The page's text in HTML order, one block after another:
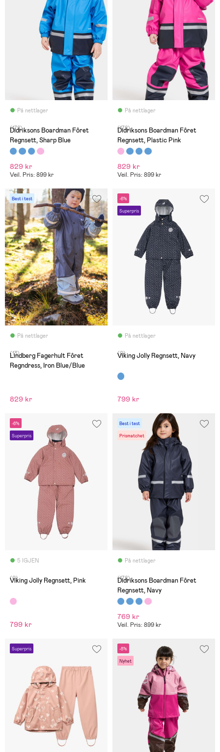
På nettlager
(178)
Didriksons Boardman Fôret
Regnsett, Sharp Blue
829 kr
Veil. Pris: 899 kr
På nettlager
(178)
Didriksons Boardman Fôret
Regnsett, Plastic Pink
829 kr
Veil. Pris: 899 kr
Best i test
På nettlager
(13)
Lindberg Fagerhult Fôret
Regndress, Iron Blue/Blue
829 kr
-6%
Superpris
På nettlager
(0)
Viking Jolly Regnsett, Navy
799 kr
-6%
Superpris
5 IGJEN
(0)
Viking Jolly Regnsett, Pink
799 kr
Best i test
Prismatchet
På nettlager
(178)
Didriksons Boardman Fôret
Regnsett, Navy
769 kr
Veil. Pris: 899 kr
Superpris -8%
Nyhet